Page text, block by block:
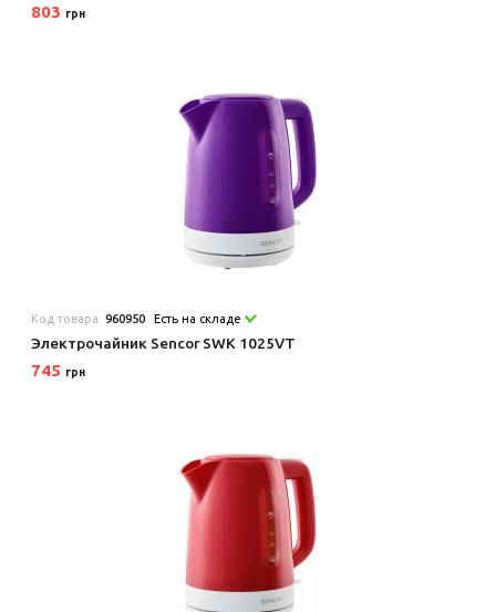
803 грн
Код товара:960950 Есть на складе
Электрочайник Sencor SWK 1025VT
745 грн